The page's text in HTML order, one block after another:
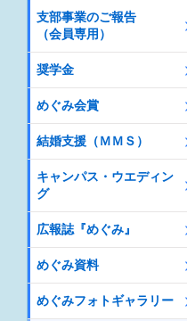
支部事業のご報告
（会員専用）
奨学金
めぐみ会賞
結婚支援（ＭＭＳ）
キャンパス・ウエディン
グ
広報誌『めぐみ』
めぐみ資料
めぐみフォトギャラリー